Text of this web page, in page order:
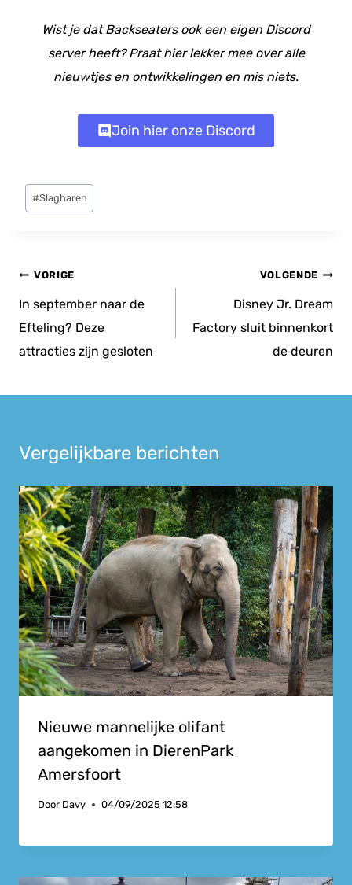
Wist je dat Backseaters ook een eigen Discord
server heeft? Praat hier lekker mee over alle
nieuwtjes en ontwikkelingen en mis niets.
Join hier onze Discord
Bericht
tags:
#Slagharen
Bericht
navigatie
VORIGE
In september naar de
Efteling? Deze
attracties zijn gesloten
VOLGENDE
Disney Jr. Dream
Factory sluit binnenkort
de deuren
Vergelijkbare berichten
Nieuwe mannelijke olifant
aangekomen in DierenPark
Amersfoort
Door Davy 04/09/2025 12:58